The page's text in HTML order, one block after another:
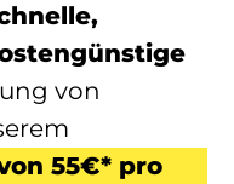
von
55€* pro